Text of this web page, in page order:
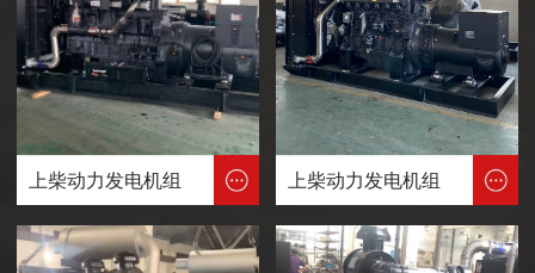
上柴动力发电机组 上柴动力发电机组